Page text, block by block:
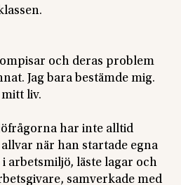
och deras problem
Jag bara bestämde mig.
mitt liv.
har inte alltid
när han startade egna
arbetsmiljö, läste lagar och
samverkade med